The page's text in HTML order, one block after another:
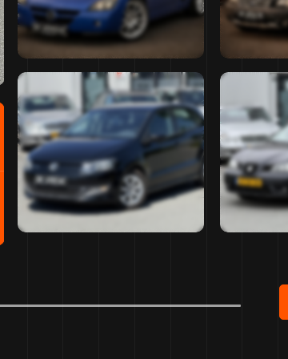
OPEL CORSA
1.4-16V Business
178.900 km Benzine Handgeschakeld